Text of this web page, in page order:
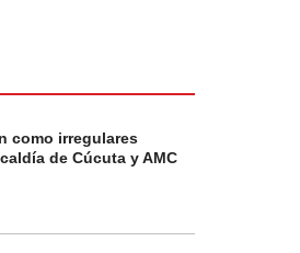
como irregulares
de Cúcuta y AMC